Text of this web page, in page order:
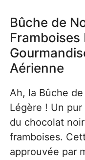
Bûche de
Framboises
Aérienne
Ah, la Bûche
Légère ! Un
du chocolat
framboises.
approuvée par